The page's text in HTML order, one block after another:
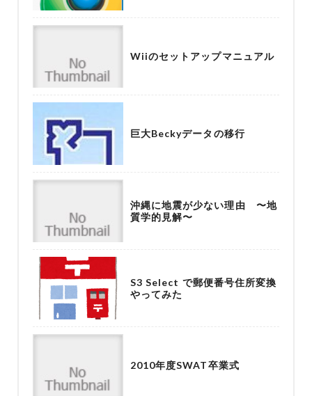
Wiiのセットアップマニュアル
巨大Beckyデータの移行
沖縄に地震が少ない理由 〜地
質学的見解〜
S3 Select で郵便番号住所変換
やってみた
2010年度SWAT卒業式